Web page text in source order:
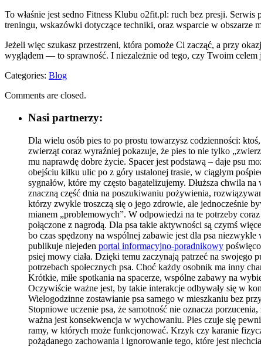
To właśnie jest sedno Fitness Klubu o2fit.pl: ruch bez presji.
treningu, wskazówki dotyczące techniki, oraz wsparcie w obszarze
Jeżeli więc szukasz przestrzeni, która pomoże Ci zacząć, a przy
wyglądem — to sprawność. I niezależnie od tego, czy Twoim celem
Categories: Blog
Comments are closed.
Nasi partnerzy:
Dla wielu osób pies to po prostu towarzysz codzienności:
zwierząt coraz wyraźniej pokazuje, że pies to nie tylko
mu naprawdę dobre życie. Spacer jest podstawą – daje psu
obejściu kilku ulic po z góry ustalonej trasie, w ciągłym
sygnałów, które my często bagatelizujemy. Dłuższa chwila
znaczną część dnia na poszukiwaniu pożywienia,
którzy zwykle troszczą się o jego zdrowie, ale jednocześnie
mianem „problemowych”. W odpowiedzi na te potrzeby
połączone z nagrodą. Dla psa takie aktywności są czymś
bo czas spędzony na wspólnej zabawie jest dla psa
publikuje niejeden portal informacyjno-poradnikowy
psiej mowy ciała. Dzięki temu zaczynają patrzeć na swojego
potrzebach społecznych psa. Choć każdy osobnik ma inny
Krótkie, miłe spotkania na spacerze, wspólne zabawy na
Oczywiście ważne jest, by takie interakcje odbywały się w
Wielogodzinne zostawianie psa samego w mieszkaniu bez
Stopniowe uczenie psa, że samotność nie oznacza
ważna jest konsekwencja w wychowaniu. Pies czuje się
ramy, w których może funkcjonować. Krzyk czy karanie
pożądanego zachowania i ignorowanie tego, które jest